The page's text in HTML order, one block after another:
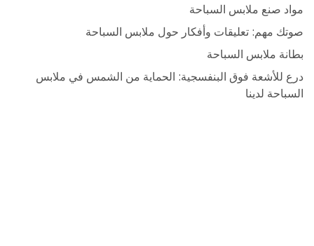
مواد صنع ملابس السباحة
صوتك مهم: تعليقات وأفكار حول ملابس السباحة
بطانة ملابس السباحة
درع للأشعة فوق البنفسجية: الحماية من الشمس في ملابس
السباحة لدينا